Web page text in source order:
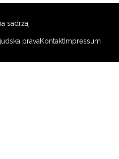
sadržaj
pravaKontakt Impressum